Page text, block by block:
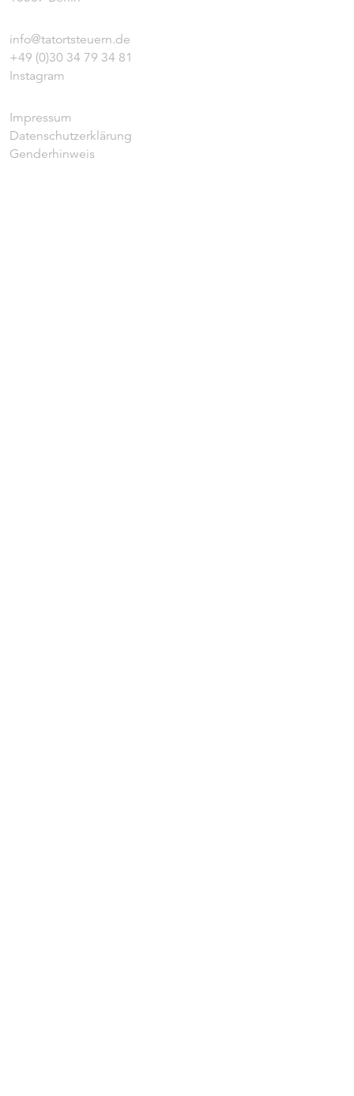
info@tatortsteuern.de
+49 (0)30 34 79 34 81
Instagram
Impressum
Datenschutzerklärung
Genderhinweis